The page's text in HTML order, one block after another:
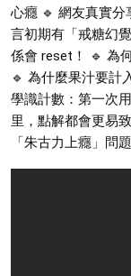
心癮 🔹 網友真實
言初期有「戒糖幻
係會 reset！ 🔹 為
🔹 為什麼果汁要計
學識計數：第一次
里，點解都會更易
「朱古力上癮」問